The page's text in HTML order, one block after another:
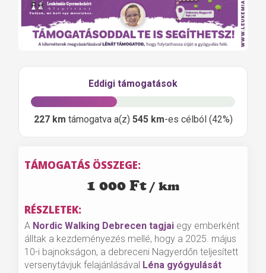
Eddigi támogatások
227 km támogatva a(z) 545 km-es célból (42%)
TÁMOGATÁS ÖSSZEGE:
1 000 Ft
RÉSZLETEK:
A Nordic Walking Debrecen tagjai egy emberként
álltak a kezdeményezés mellé, hogy a 2025. május
10-i bajnokságon, a debreceni Nagyerdőn teljesített
versenytávjuk felajánlásával Léna gyógyulását